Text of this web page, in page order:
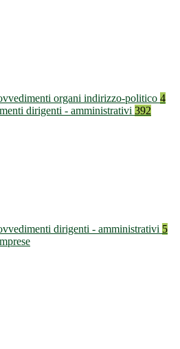
organi indirizzo-politico 4
dirigenti - amministrativi 392
dirigenti - amministrativi 5